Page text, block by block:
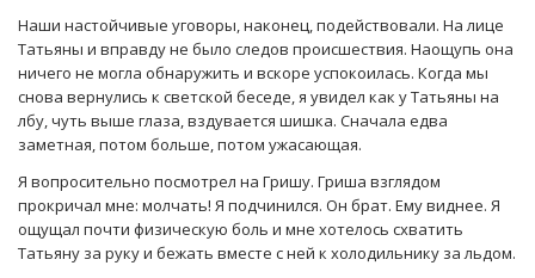
Наши настойчивые уговоры, наконец, подействовали. На лице
Татьяны и вправду не было следов происшествия. Наощупь она
ничего не могла обнаружить и вскоре успокоилась. Когда мы
снова вернулись к светской беседе, я увидел как у Татьяны на
лбу, чуть выше глаза, вздувается шишка. Сначала едва
заметная, потом больше, потом ужасающая.
Я вопросительно посмотрел на Гришу. Гриша взглядом
прокричал мне: молчать! Я подчинился. Он брат. Ему виднее. Я
ощущал почти физическую боль и мне хотелось схватить
Татьяну за руку и бежать вместе с ней к холодильнику за льдом.